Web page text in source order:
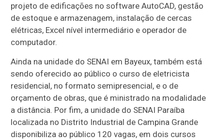
projeto de edificações no software AutoCAD, gestão
de estoque e armazenagem, instalação de cercas
elétricas, Excel nível intermediário e operador de
computador.
Ainda na unidade do SENAI em Bayeux, também está
sendo oferecido ao público o curso de eletricista
residencial, no formato semipresencial, e o de
orçamento de obras, que é ministrado na modalidade
a distância. Por fim, a unidade do SENAI Paraíba
localizada no Distrito Industrial de Campina Grande
disponibiliza ao público 120 vagas, em dois cursos